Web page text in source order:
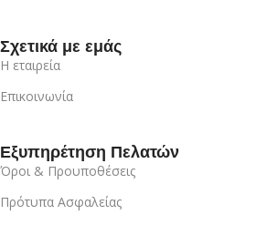
Σχετικά με εμάς
Η εταιρεία
Επικοινωνία
Εξυπηρέτηση Πελατών
Όροι & Προυποθέσεις
Πρότυπα Ασφαλείας